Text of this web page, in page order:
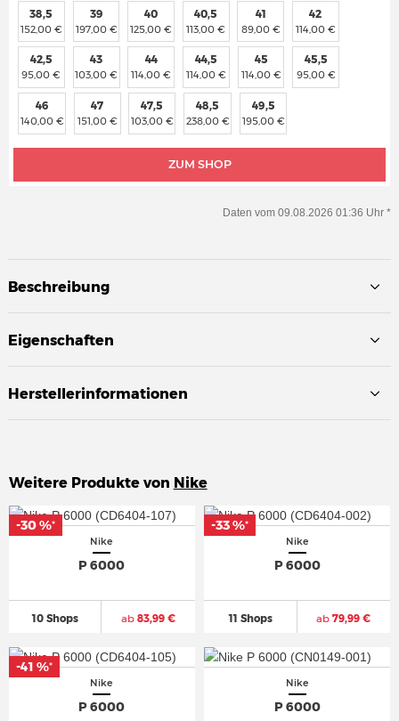
ZUM SHOP
38,5
152,00 €
39
197,00 €
40
125,00 €
40,5
113,00 €
41
89,00 €
42
114,00 €
42,5
95,00 €
43
103,00 €
44
114,00 €
44,5
114,00 €
45
114,00 €
45,5
95,00 €
46
140,00 €
47
151,00 €
47,5
103,00 €
48,5
238,00 €
49,5
195,00 €
Daten vom 09.08.2026 01:36 Uhr *
Beschreibung
Eigenschaften
Herstellerinformationen
Weitere Produkte von Nike
Nike
P 6000
10 Shops ab83,99 €
-30 %*
-30 %*
Nike
P 6000
11 Shops ab 79,99 €
-33 %*
-33 %*
Nike
P 6000
-41 %*
-41 %*
Nike
P 6000